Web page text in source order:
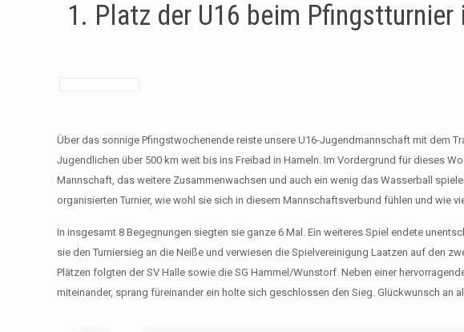
1. Platz der U16 beim Pfingstturnier
Über das sonnige Pfingstwochenende reiste unsere U16-Jugendmannschaft mit dem
Jugendlichen über 500 km weit bis ins Freibad in Hameln. Im Vordergrund für dieses
Mannschaft, das weitere Zusammenwachsen und auch ein wenig das Wasserball
organisierten Turnier, wie wohl sie sich in diesem Mannschaftsverbund fühlen und wie
In insgesamt 8 Begegnungen siegten sie ganze 6 Mal. Ein weiteres Spiel endete
sie den Turniersieg an die Neiße und verwiesen die Spielvereinigung Laatzen auf den
Plätzen folgten der SV Halle sowie die SG Hammel/Wunstorf. Neben einer
miteinander, sprang füreinander ein holte sich geschlossen den Sieg. Glückwunsch an